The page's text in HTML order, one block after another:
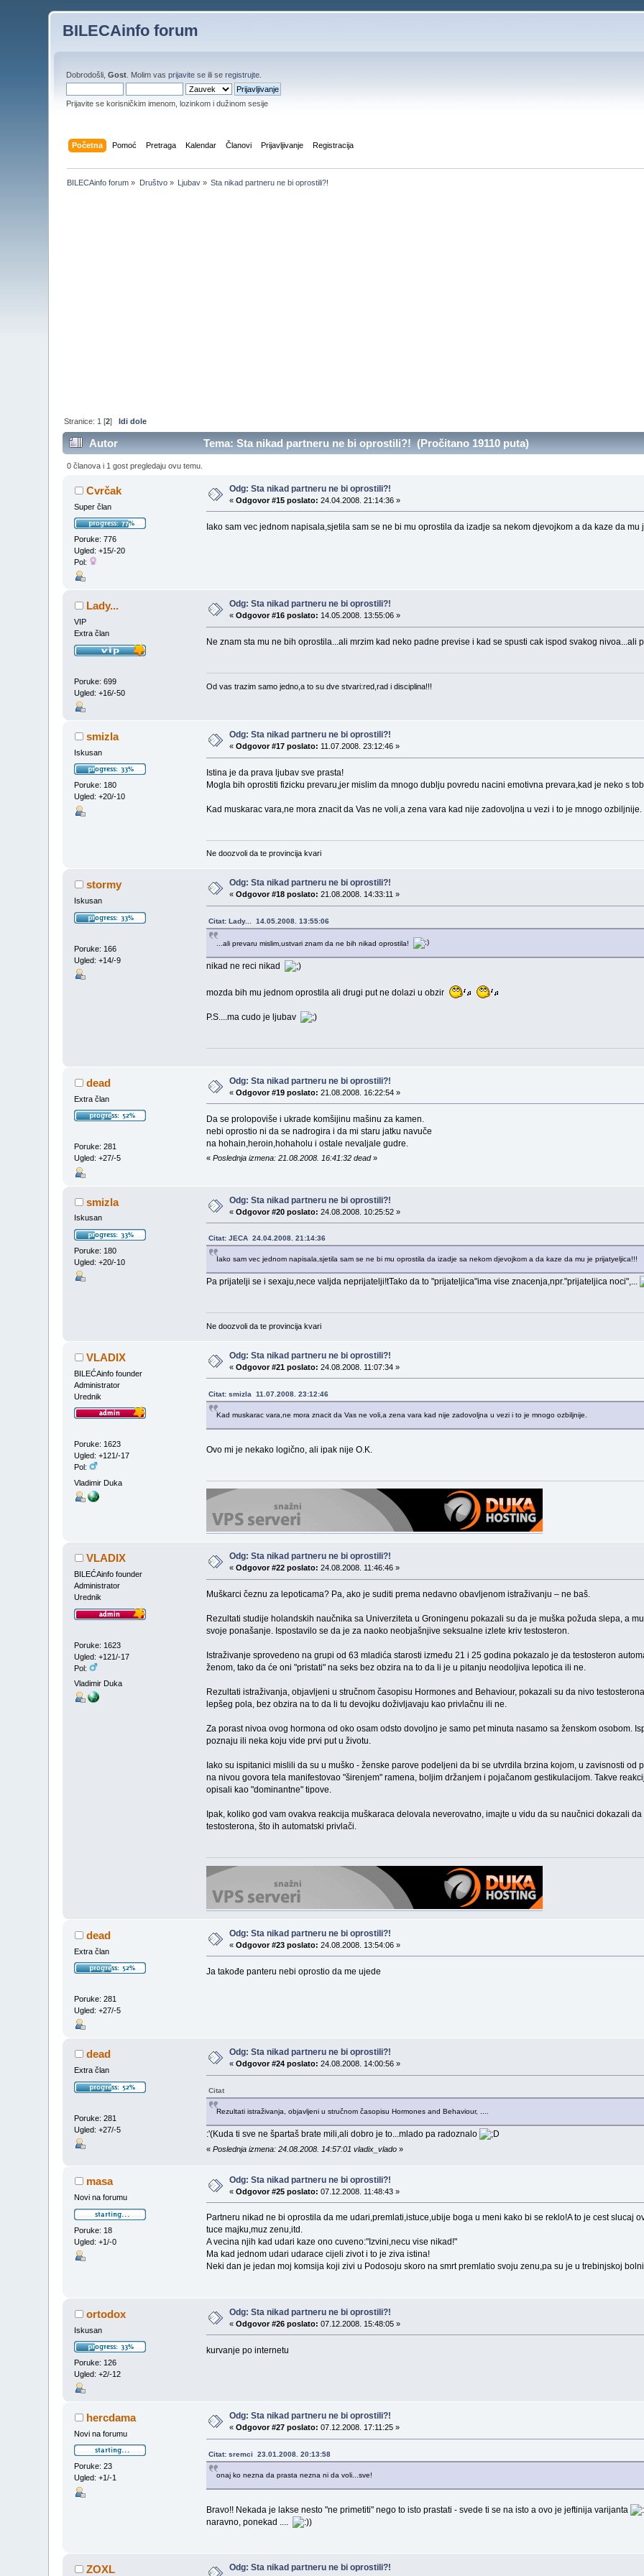
BILECAinfo forum
Dobrodošli,Gost . Molim vasprijavite se ili seregistrujte
Prijavite se korisničkim imenom, lozinkom i dužinom sesije
Početna Pomoć Pretraga Kalendar Članovi Prijavljivanje Registracija
BILECAinfo forum » Društvo» Ljubav » Sta nikad partneru ne bi oprostili?!
Stranice: 1 [2]Idi dole
Autor Tema: Sta nikad partneru ne bi oprostili?! (Pročitano 19110 puta)
0 članova i 1 gost pregledaju ovu temu.
Cvrčak
Super član
Poruke: 776
Ugled: +15/-20
Pol:
Odg: Sta nikad partneru ne bi oprostili?!
«Odgovor #15 poslato: 24.04.2008. 21:14:36 »
Iako sam vec jednom napisala,sjetila sam se ne bi mu oprostila da izadje sa nekom djevojkom a da kaze da mu
Lady...
VIP
Extra član
Poruke: 699
Ugled: +16/-50
Odg: Sta nikad partneru ne bi oprostili?!
«Odgovor #16 poslato: 14.05.2008. 13:55:06 »
Ne znam sta mu ne bih oprostila...ali mrzim kad neko padne previse i kad se spusti cak ispod svakog
Od vas trazim samo jedno,a to su dve stvari:red,rad i disciplina!!!
smizla
Iskusan
Poruke: 180
Ugled: +20/-10
Odg: Sta nikad partneru ne bi oprostili?!
«Odgovor #17 poslato: 11.07.2008. 23:12:46 »
Istina je da prava ljubav sve prasta!
Mogla bih oprostiti fizicku prevaru,jer mislim da mnogo dublju povredu nacini emotivna prevara,kad je neko s
Kad muskarac vara,ne mora znacit da Vas ne voli,a zena vara kad nije zadovoljna u vezi i to je mnogo ozbiljnije.
Ne doozvoli da te provincija kvari
stormy
Iskusan
Poruke: 166
Ugled: +14/-9
Odg: Sta nikad partneru ne bi oprostili?!
«Odgovor #18 poslato: 21.08.2008. 14:33:11 »
Citat: Lady... 14.05.2008. 13:55:06
...ali prevaru mislim,ustvari znam da ne bih nikad oprostila!
nikad ne reci nikad
mozda bih mu jednom oprostila ali drugi put ne dolazi u obzir
P.S....ma cudo je ljubav
dead
Extra član
Poruke: 281
Ugled: +27/-5
Odg: Sta nikad partneru ne bi oprostili?!
«Odgovor #19 poslato: 21.08.2008. 16:22:54 »
Da se prolopoviše i ukrade komšijinu mašinu za kamen.
nebi oprostio ni da se nadrogira i da mi staru jatku navuče
na hohain,heroin,hohaholu i ostale nevaljale gudre.
« Poslednja izmena: 21.08.2008. 16:41:32 dead»
smizla
Iskusan
Poruke: 180
Ugled: +20/-10
Odg: Sta nikad partneru ne bi oprostili?!
«Odgovor #20 poslato: 24.08.2008. 10:25:52 »
Citat: JECA 24.04.2008. 21:14:36
Iako sam vec jednom napisala,sjetila sam se ne bi mu oprostila da izadje sa nekom djevojkom a da kaze da mu je prijatyeljica!!!
Pa prijatelji se i sexaju,nece valjda neprijatelji!tTako da to "prijateljica"ima vise znacenja,npr."prijateljica noci",...
Ne doozvoli da te provincija kvari
VLADIX
BILEĆAinfo founder
Administrator
Urednik
Poruke: 1623
Ugled: +121/-17
Pol:
Vladimir Duka
Odg: Sta nikad partneru ne bi oprostili?!
«Odgovor #21 poslato: 24.08.2008. 11:07:34 »
Citat: smizla 11.07.2008. 23:12:46
Kad muskarac vara,ne mora znacit da Vas ne voli,a zena vara kad nije zadovoljna u vezi i to je mnogo ozbiljnije.
Ovo mi je nekako logično, ali ipak nije O.K.
VLADIX
BILEĆAinfo founder
Administrator
Urednik
Poruke: 1623
Ugled: +121/-17
Pol:
Vladimir Duka
Odg: Sta nikad partneru ne bi oprostili?!
«Odgovor #22 poslato: 24.08.2008. 11:46:46 »
Muškarci čeznu za lepoticama? Pa, ako je suditi prema nedavno obavljenom istraživanju – ne baš.
Rezultati studije holandskih naučnika sa Univerziteta u Groningenu pokazali su da je muška požuda slepa, a
svoje ponašanje. Ispostavilo se da je za naoko neobjašnjive seksualne izlete kriv testosteron.
Istraživanje sprovedeno na grupi od 63 mladića starosti između 21 i 25 godina pokazalo je da testosteron
ženom, tako da će oni "pristati" na seks bez obzira na to da li je u pitanju neodoljiva lepotica ili ne.
Rezultati istraživanja, objavljeni u stručnom časopisu Hormones and Behaviour, pokazali su da nivo
lepšeg pola, bez obzira na to da li tu devojku doživljavaju kao privlačnu ili ne.
Za porast nivoa ovog hormona od oko osam odsto dovoljno je samo pet minuta nasamo sa ženskom osobom.
poznaju ili neka koju vide prvi put u životu.
Iako su ispitanici mislili da su u muško - ženske parove podeljeni da bi se utvrdila brzina kojom, u zavisnosti od
na nivou govora tela manifestovao "širenjem" ramena, boljim držanjem i pojačanom gestikulacijom. Takve
opisali kao "dominantne" tipove.
Ipak, koliko god vam ovakva reakcija muškaraca delovala neverovatno, imajte u vidu da su naučnici dokazali
testosterona, što ih automatski privlači.
dead
Extra član
Poruke: 281
Ugled: +27/-5
Odg: Sta nikad partneru ne bi oprostili?!
«Odgovor #23 poslato: 24.08.2008. 13:54:06 »
Ja takođe panteru nebi oprostio da me ujede
dead
Extra član
Poruke: 281
Ugled: +27/-5
Odg: Sta nikad partneru ne bi oprostili?!
«Odgovor #24 poslato: 24.08.2008. 14:00:56 »
Citat
Rezultati istraživanja, objavljeni u stručnom časopisu Hormones and Behaviour, ....
:'(Kuda ti sve ne špartaš brate mili,ali dobro je to...mlado pa radoznalo
« Poslednja izmena: 24.08.2008. 14:57:01 vladix_vlado»
masa
Novi na forumu
Poruke: 18
Ugled: +1/-0
Odg: Sta nikad partneru ne bi oprostili?!
«Odgovor #25 poslato: 07.12.2008. 11:48:43 »
Partneru nikad ne bi oprostila da me udari,premlati,istuce,ubije boga u meni kako bi se reklo!A to je cest slucaj
tuce majku,muz zenu,itd.
A vecina njih kad udari kaze ono cuveno:"Izvini,necu vise nikad!"
Ma kad jednom udari udarace cijeli zivot i to je ziva istina!
Neki dan je jedan moj komsija koji zivi u Podosoju skoro na smrt premlatio svoju zenu,pa su je u trebinjskoj
ortodox
Iskusan
Poruke: 126
Ugled: +2/-12
Odg: Sta nikad partneru ne bi oprostili?!
«Odgovor #26 poslato: 07.12.2008. 15:48:05 »
kurvanje po internetu
hercdama
Novi na forumu
Poruke: 23
Ugled: +1/-1
Odg: Sta nikad partneru ne bi oprostili?!
«Odgovor #27 poslato: 07.12.2008. 17:11:25 »
Citat: sremci 23.01.2008. 20:13:58
onaj ko nezna da prasta nezna ni da voli...sve!
Bravo!! Nekada je lakse nesto "ne primetiti" nego to isto prastati - svede ti se na isto a ovo je jeftinija varijanta
naravno, ponekad ....
)
ZOXL Odg: Sta nikad partneru ne bi oprostili?!